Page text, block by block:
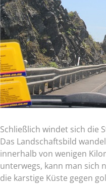
Schließlich windet sich die
Das Landschaftsbild
innerhalb von wenigen
unterwegs, kann man sich
die karstige Küste gegen